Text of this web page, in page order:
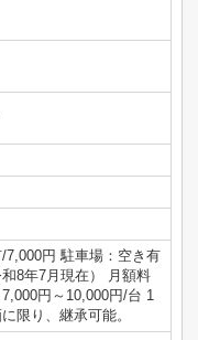
/7,000円 駐車場：空き有
和8年7月現在） 月額料
円～10,000円/台 1
限り、継承可能。